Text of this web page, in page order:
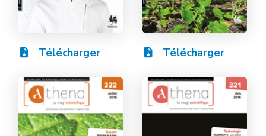
Télécharger Télécharger